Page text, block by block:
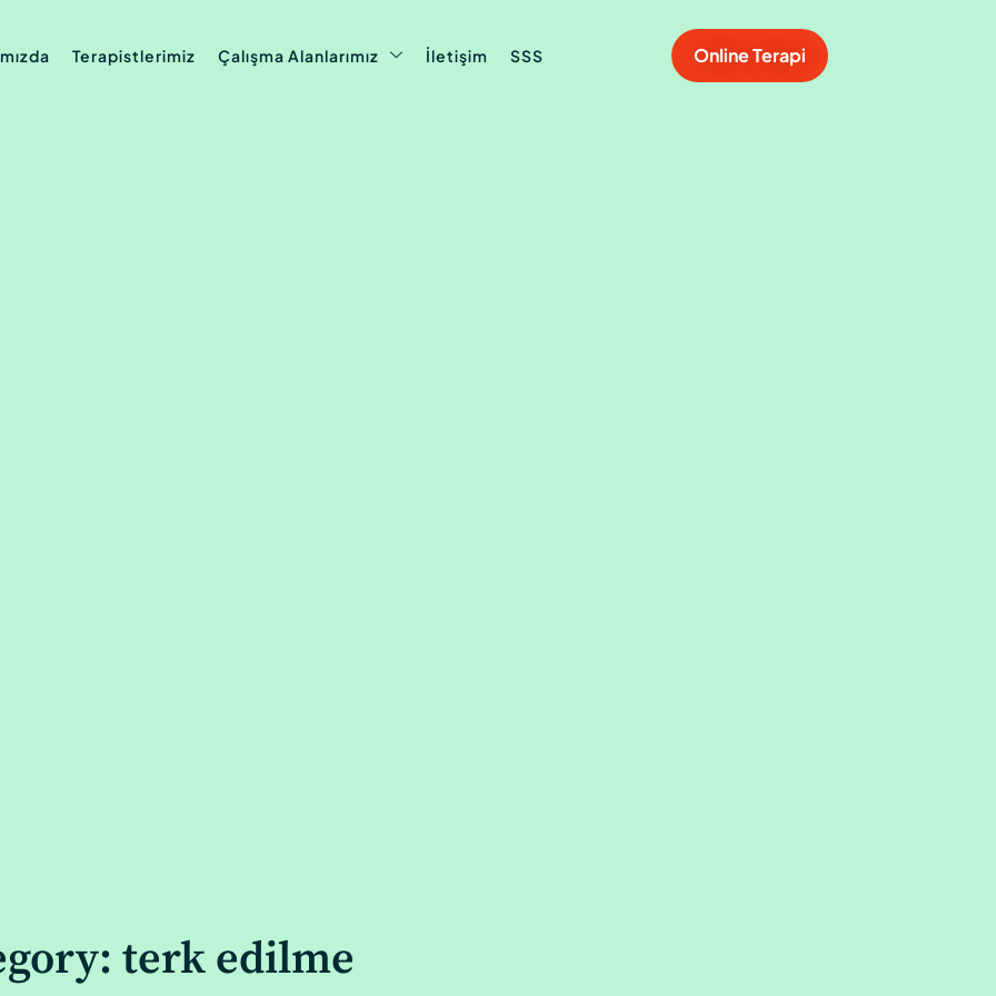
Terapistlerimiz Çalışma Alanlarımız İletişim SSS Online Terapi
terk edilme